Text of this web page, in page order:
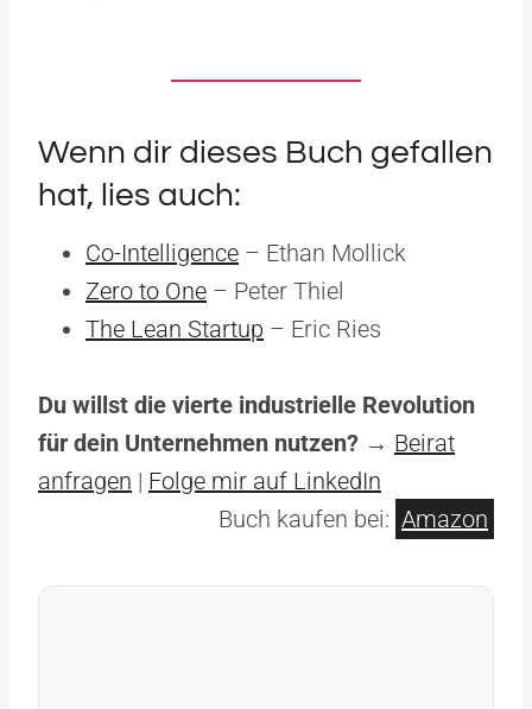
Wenn dir dieses Buch gefallen
hat, lies auch:
Co-Intelligence – Ethan Mollick
Zero to One – Peter Thiel
The Lean Startup – Eric Ries
Du willst die vierte industrielle Revolution
für dein Unternehmen nutzen? → Beirat
anfragen | Folge mir auf LinkedIn
Buch kaufen bei: Amazon